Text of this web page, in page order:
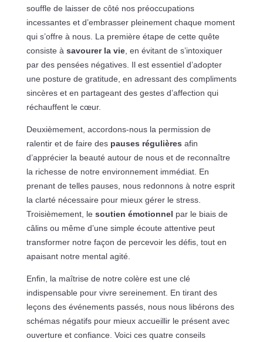
souffle de laisser de côté nos préoccupations
incessantes et d’embrasser pleinement chaque moment
qui s’offre à nous. La première étape de cette quête
consiste à savourer la vie, en évitant de s’intoxiquer
par des pensées négatives. Il est essentiel d’adopter
une posture de gratitude, en adressant des compliments
sincères et en partageant des gestes d’affection qui
réchauffent le cœur.
Deuxièmement, accordons-nous la permission de
ralentir et de faire des pauses régulières afin
d’apprécier la beauté autour de nous et de reconnaître
la richesse de notre environnement immédiat. En
prenant de telles pauses, nous redonnons à notre esprit
la clarté nécessaire pour mieux gérer le stress.
Troisièmement, le soutien émotionnel par le biais de
câlins ou même d’une simple écoute attentive peut
transformer notre façon de percevoir les défis, tout en
apaisant notre mental agité.
Enfin, la maîtrise de notre colère est une clé
indispensable pour vivre sereinement. En tirant des
leçons des événements passés, nous nous libérons des
schémas négatifs pour mieux accueillir le présent avec
ouverture et confiance. Voici ces quatre conseils